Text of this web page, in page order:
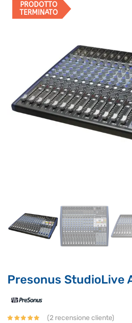
PRODOTTO
TERMINATO
Presonus StudioLive
(2 recensione cliente)
Per ottenere dettagli su un
assicurati di indicarne il nome